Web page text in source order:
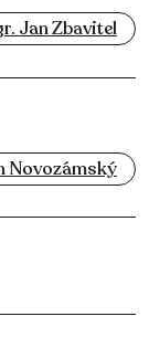
Jan Zbavitel
Novozámský